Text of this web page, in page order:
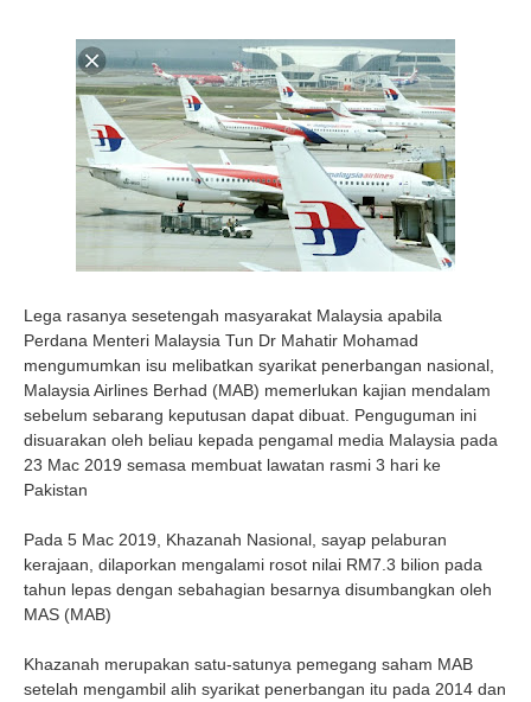
Lega rasanya sesetengah masyarakat Malaysia apabila
Perdana Menteri Malaysia Tun Dr Mahatir Mohamad
mengumumkan isu melibatkan syarikat penerbangan nasional,
Malaysia Airlines Berhad (MAB) memerlukan kajian mendalam
sebelum sebarang keputusan dapat dibuat. Penguguman ini
disuarakan oleh beliau kepada pengamal media Malaysia pada
23 Mac 2019 semasa membuat lawatan rasmi 3 hari ke
Pakistan
Pada 5 Mac 2019, Khazanah Nasional, sayap pelaburan
kerajaan, dilaporkan mengalami rosot nilai RM7.3 bilion pada
tahun lepas dengan sebahagian besarnya disumbangkan oleh
MAS (MAB)
Khazanah merupakan satu-satunya pemegang saham MAB
setelah mengambil alih syarikat penerbangan itu pada 2014 dan